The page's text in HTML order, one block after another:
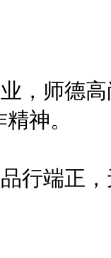
师德高
神。
端正，